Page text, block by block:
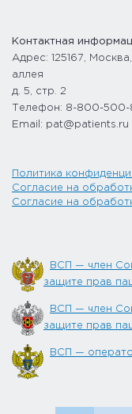
Контактная
Адрес: 125167,
аллея
д. 5, стр. 2
Телефон: 8-800-500-
Email: pat@patients.ru
Политика
Согласие на
Согласие на
ВСП — член
защите прав
ВСП — член
защите прав
ВСП —